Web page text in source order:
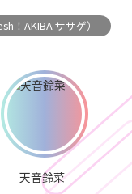
！AKIBA ササゲ）
天音鈴菜